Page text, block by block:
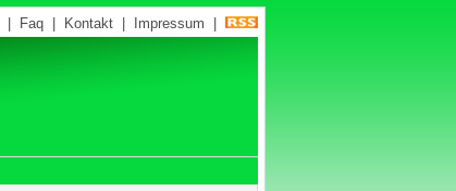
Faq Kontakt Impressum